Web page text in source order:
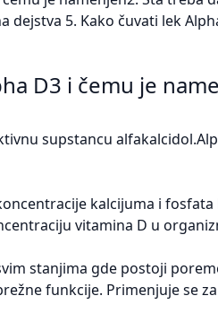
dejstva 5. Kako čuvati lek
D3 i čemu je
supstancu
kalcijuma i
vitamina D u
stanjima gde postoji
funkcije. Primenjuje se